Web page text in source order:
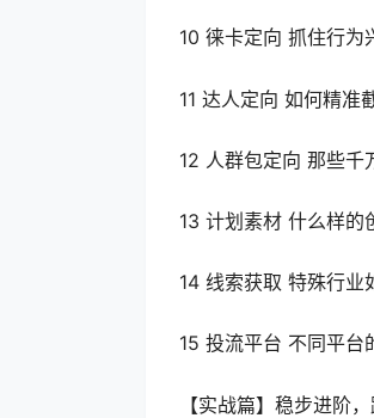
10 徕卡定向 抓住行为
11 达人定向 如何精准
12 人群包定向 那些千
13 计划素材 什么样的
14 线索获取 特殊行业
15 投流平台 不同平台
【实战篇】稳步进阶